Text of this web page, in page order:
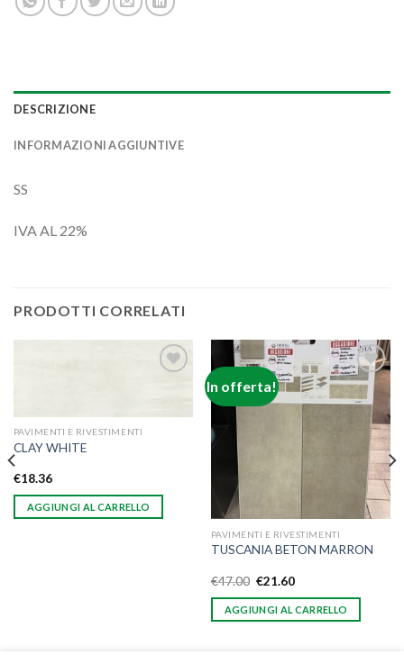
DESCRIZIONE
INFORMAZIONI AGGIUNTIVE
SS
IVA AL 22%
PRODOTTI CORRELATI
PAVIMENTI E RIVESTIMENTI
CLAY WHITE
€18.36
AGGIUNGI AL CARRELLO
In offerta!
Aggiungi
alla lista
desideri
PAVIMENTI E RIVESTIMENTI
TUSCANIA BETON MARRON
€47.00 €21.60
AGGIUNGI AL CARRELLO